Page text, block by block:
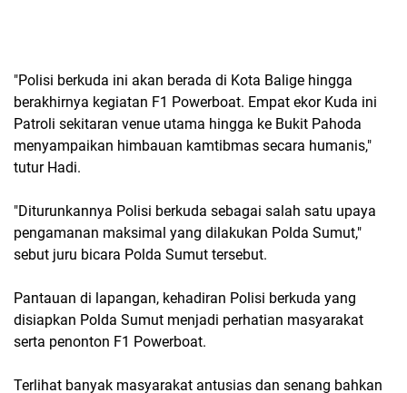
"Polisi berkuda ini akan berada di Kota Balige hingga
berakhirnya kegiatan F1 Powerboat. Empat ekor Kuda ini
Patroli sekitaran venue utama hingga ke Bukit Pahoda
menyampaikan himbauan kamtibmas secara humanis,"
tutur Hadi.
"Diturunkannya Polisi berkuda sebagai salah satu upaya
pengamanan maksimal yang dilakukan Polda Sumut,"
sebut juru bicara Polda Sumut tersebut.
Pantauan di lapangan, kehadiran Polisi berkuda yang
disiapkan Polda Sumut menjadi perhatian masyarakat
serta penonton F1 Powerboat.
Terlihat banyak masyarakat antusias dan senang bahkan